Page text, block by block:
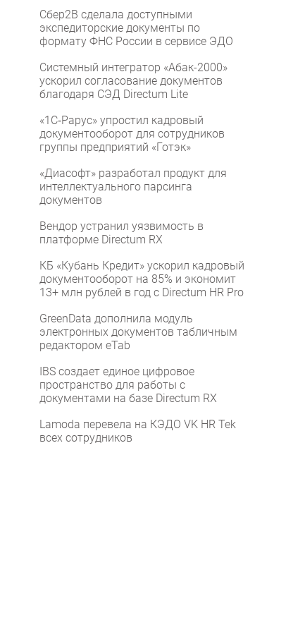
Сбер2B сделала доступными
экспедиторские документы по
формату ФНС России в сервисе ЭДО
Системный интегратор «Абак-2000»
ускорил согласование документов
благодаря СЭД Directum Lite
«1С‑Рарус» упростил кадровый
документооборот для сотрудников
группы предприятий «Готэк»
«Диасофт» разработал продукт для
интеллектуального парсинга
документов
Вендор устранил уязвимость в
платформе Directum RX
КБ «Кубань Кредит» ускорил кадровый
документооборот на 85% и экономит
13+ млн рублей в год с Directum HR Pro
GreenData дополнила модуль
электронных документов табличным
редактором eTab
IBS создает единое цифровое
пространство для работы с
документами на базе Directum RX
Lamoda перевела на КЭДО VK HR Tek
всех сотрудников